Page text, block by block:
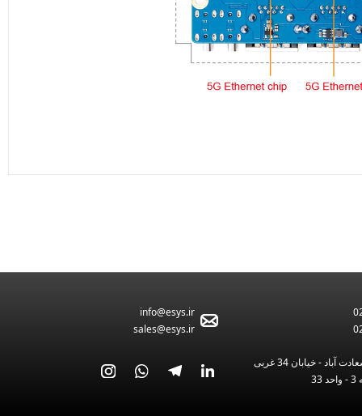
آباد - خیابان 34 غربی
info@esys.ir
sales@esys.ir